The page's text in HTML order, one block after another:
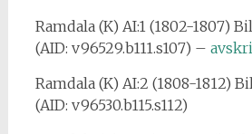
Ramdala (K) AI:1 (1802-1807)
(AID: v96529.b111.s107) –
Ramdala (K) AI:2 (1808-1812)
(AID: v96530.b115.s112)